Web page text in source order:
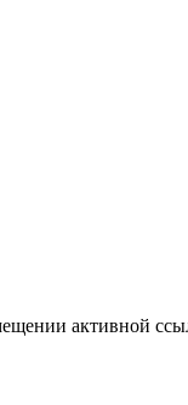
активной